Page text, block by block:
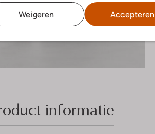
Weigeren Accepteren
informatie